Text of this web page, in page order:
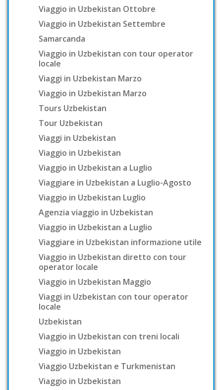
Viaggio in Uzbekistan Ottobre
Viaggio in Uzbekistan Settembre
Samarcanda
Viaggio in Uzbekistan con tour operator
locale
Viaggi in Uzbekistan Marzo
Viaggio in Uzbekistan Marzo
Tours Uzbekistan
Tour Uzbekistan
Viaggi in Uzbekistan
Viaggio in Uzbekistan
Viaggio in Uzbekistan a Luglio
Viaggiare in Uzbekistan a Luglio-Agosto
Viaggio in Uzbekistan Luglio
Agenzia viaggio in Uzbekistan
Viaggio in Uzbekistan a Luglio
Viaggiare in Uzbekistan informazione utile
Viaggio in Uzbekistan diretto con tour
operator locale
Viaggio in Uzbekistan Maggio
Viaggi in Uzbekistan con tour operator
locale
Uzbekistan
Viaggio in Uzbekistan con treni locali
Viaggio in Uzbekistan
Viaggio Uzbekistan e Turkmenistan
Viaggio in Uzbekistan